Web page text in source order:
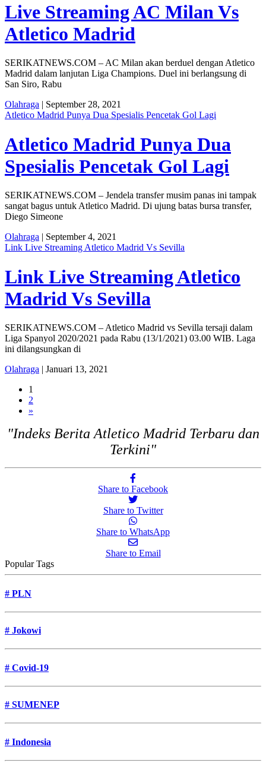
Live Streaming AC Milan Vs
Atletico Madrid
SERIKATNEWS.COM – AC Milan akan berduel dengan Atletico
Madrid dalam lanjutan Liga Champions. Duel ini berlangsung di
San Siro, Rabu
Olahraga | September 28, 2021
Atletico Madrid Punya Dua Spesialis Pencetak Gol Lagi
Atletico Madrid Punya Dua
Spesialis Pencetak Gol Lagi
SERIKATNEWS.COM – Jendela transfer musim panas ini tampak
sangat bagus untuk Atletico Madrid. Di ujung batas bursa transfer,
Diego Simeone
Olahraga | September 4, 2021
Link Live Streaming Atletico Madrid Vs Sevilla
Link Live Streaming Atletico
Madrid Vs Sevilla
SERIKATNEWS.COM – Atletico Madrid vs Sevilla tersaji dalam
Liga Spanyol 2020/2021 pada Rabu (13/1/2021) 03.00 WIB. Laga
ini dilangsungkan di
Olahraga | Januari 13, 2021
1
2
»
"Indeks Berita Atletico Madrid Terbaru dan
Terkini"
Share to Facebook
Share to Twitter
Share to WhatsApp
Share to Email
Popular Tags
# PLN
# Jokowi
# Covid-19
# SUMENEP
# Indonesia